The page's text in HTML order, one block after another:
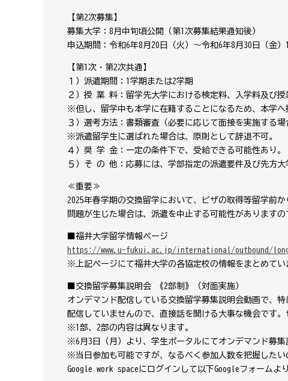
【第2次募集】
募集大学：8月中旬頃公開（第1次募集結果通知後）
申込期間：令和6年8月20日（火）～令和6年8月30日（金）
【第1次・第2次共通】
１）派遣期間：1学期または2学期
２）授 業 料：留学先大学における検定料、入学料及び授
※但し、留学中も本学に在籍することになるため、本学へ
３）選考方法：書類審査（必要に応じて面接を実施する場
※派遣留学生に選ばれた場合は、原則として辞退不可。
４）奨 学 金：一定の条件下で、受給できる可能性あり。
５）そ の 他：応募には、学部指定の派遣要件及び先方大
≪重要≫
2025年春学期の交換留学において、ビザの取得等留学前
問題が生じた場合は、派遣を中止する可能性がありますの
■福井大学留学情報ページ
https://www.u-fukui.ac.jp/international/outbound/
※上記ページにて福井大学の各協定校の情報をまとめてい
■交換留学募集説明会 《2部制》（対面実施）
オンデマンド配信している交換留学募集説明会動画で、
配信していませんので、直接話を聞ける大事な機会です。
※1部、2部の内容は異なります。
※6月3日（月）より、学生ポータルにてオンデマンド募
※当日参加も可能ですが、なるべく参加人数を把握したい
Google work spaceにログインして以下Googleフォームよ